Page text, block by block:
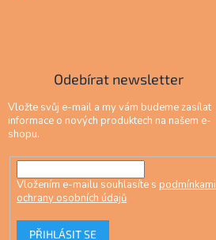
Odebírat newsletter
Vložte svůj e-mail a my vám budeme zasílat
informace o nových produktech na našem e-
shopu.
Vložením e-mailu souhlasíte s podmínkami
ochrany osobních údajů
PŘIHLÁSIT SE